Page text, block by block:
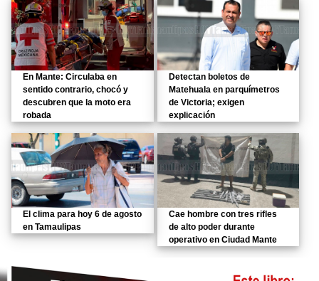
En Mante: Circulaba en
sentido contrario, chocó y
descubren que la moto era
robada
Detectan boletos de
Matehuala en parquímetros
de Victoria; exigen
explicación
El clima para hoy 6 de agosto
en Tamaulipas
Cae hombre con tres rifles
de alto poder durante
operativo en Ciudad Mante